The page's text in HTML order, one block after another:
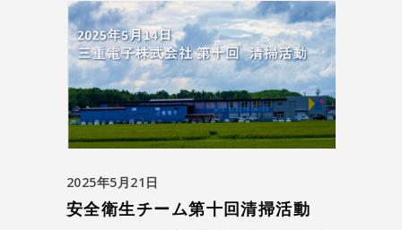
2025年5月21日
安全衛生チーム第十回清掃活動